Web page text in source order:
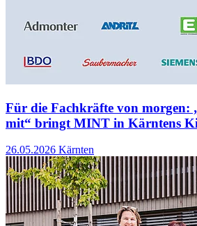
Für die Fachkräfte von morgen:
mit“ bringt MINT in Kärntens
26.05.2026 Kärnten